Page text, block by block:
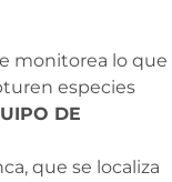
monitorea lo que
especies
DE
que se localiza